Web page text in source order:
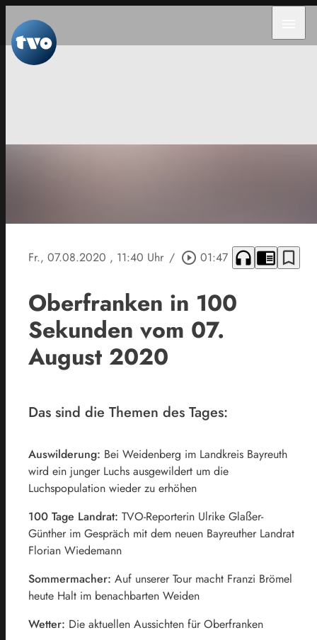
Fr., 07.08.2020 , 11:40 Uhr / play_circle_outline 01:47 headphones chrome_reader_mode bookmark_border
Oberfranken in 100
Sekunden vom 07.
August 2020
Das sind die Themen des Tages:
Auswilderung: Bei Weidenberg im Landkreis Bayreuth
wird ein junger Luchs ausgewildert um die
Luchspopulation wieder zu erhöhen
100 Tage Landrat: TVO-Reporterin Ulrike Glaßer-
Günther im Gespräch mit dem neuen Bayreuther Landrat
Florian Wiedemann
Sommermacher: Auf unserer Tour macht Franzi Brömel
heute Halt im benachbarten Weiden
Wetter: Die aktuellen Aussichten für Oberfranken